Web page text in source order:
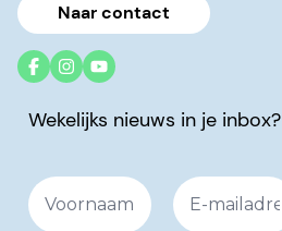
Naar contact
Wekelijks nieuws in je inbox?